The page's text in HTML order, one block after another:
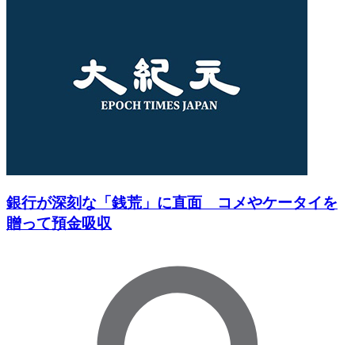
銀行が深刻な「銭荒」に直面 コメやケータイを
贈って預金吸収